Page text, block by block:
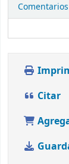
Citar